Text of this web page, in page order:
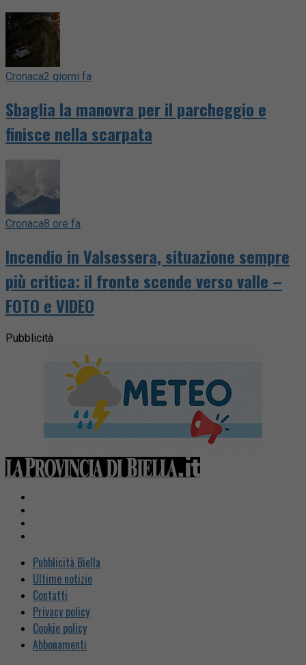
Cronaca2 giorni fa
Sbaglia la manovra per il parcheggio e
finisce nella scarpata
Cronaca8 ore fa
Incendio in Valsessera, situazione sempre
più critica: il fronte scende verso valle –
FOTO e VIDEO
Pubblicità
Pubblicità Biella
Ultime notizie
Contatti
Privacy policy
Cookie policy
Abbonamenti